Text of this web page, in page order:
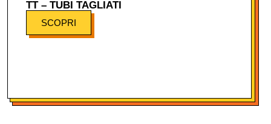
TT – TUBI TAGLIATI
SCOPRI